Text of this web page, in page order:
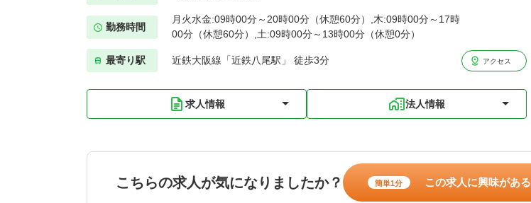
勤務時間
月火水金:09時00分～20時00分（休憩60分）,木:09時00分～17時
00分（休憩60分）,土:09時00分～13時00分（休憩0分）
最寄り駅 近鉄大阪線「近鉄八尾駅」 徒歩3分 アクセス
求人情報 法人情報
こちらの求人が気になりましたか？ 簡単1分 この求人に興味がある